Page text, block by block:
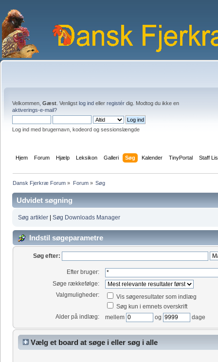
Velkommen, Gæst . Venligst log ind eller registér dig. Modtog du ikke en
aktiverings-e-mail?
Log ind med brugernavn, kodeord og sessionslængde
Hjem Forum Hjælp Leksikon Galleri Søg Kalender TinyPortal Staff
Dansk Fjerkræ Forum » Forum» Søg
Udvidet søgning
Søg artikler |Søg Downloads Manager
Indstil søgeparametre
Søg efter:
Efter bruger:
Søge rækkefølge:
Valgmuligheder:
Vis søgeresultater som indlæg
Søg kun i emnets overskrift
Alder på indlæg:
mellem og dage
Vælg et board at søge i eller søg i alle